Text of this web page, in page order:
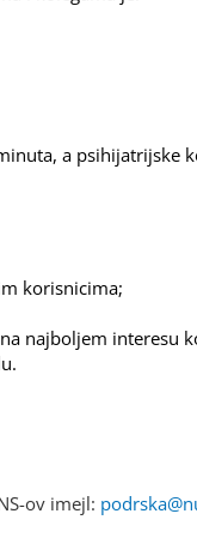
a psihijatrijske
korisnicima;
najboljem interesu
ov imejl: